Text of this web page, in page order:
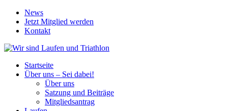
News
Jetzt Mitglied werden
Kontakt
Startseite
Über uns – Sei dabei!
Über uns
Satzung und Beiträge
Mitgliedsantrag